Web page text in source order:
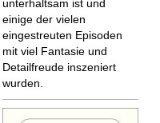
unterhaltsam ist und
einige der vielen
eingestreuten Episoden
mit viel Fantasie und
Detailfreude inszeniert
wurden.